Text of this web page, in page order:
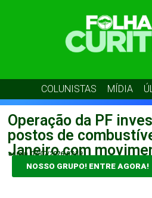
COLUNISTAS MÍDIA
Operação da PF
postos de
Janeiro com
admin 07/07/2026 07:39
NOSSO GRUPO! ENTRE AGORA!